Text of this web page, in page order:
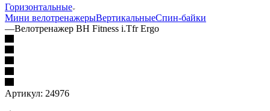
Горизонтальные
Мини велотренажерыВертикальныеСпин-байки
—Велотренажер BH Fitness i.Tfr Ergo
Артикул: 24976